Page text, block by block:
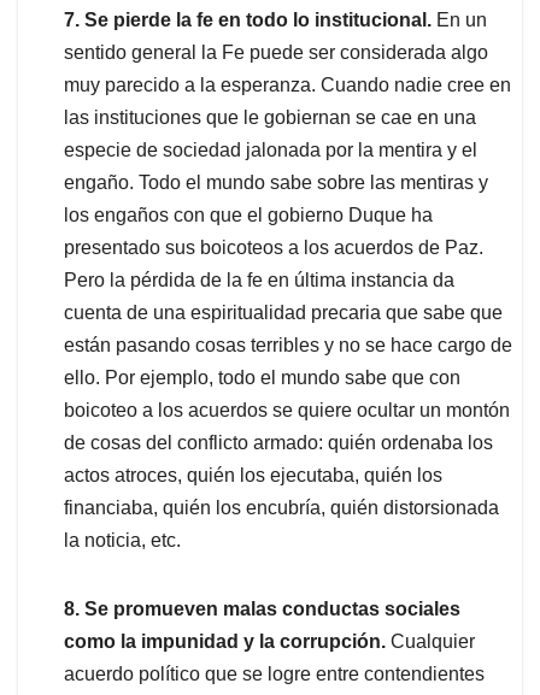
7. Se pierde la fe en todo lo institucional. En un
sentido general la Fe puede ser considerada algo
muy parecido a la esperanza. Cuando nadie cree en
las instituciones que le gobiernan se cae en una
especie de sociedad jalonada por la mentira y el
engaño. Todo el mundo sabe sobre las mentiras y
los engaños con que el gobierno Duque ha
presentado sus boicoteos a los acuerdos de Paz.
Pero la pérdida de la fe en última instancia da
cuenta de una espiritualidad precaria que sabe que
están pasando cosas terribles y no se hace cargo de
ello. Por ejemplo, todo el mundo sabe que con
boicoteo a los acuerdos se quiere ocultar un montón
de cosas del conflicto armado: quién ordenaba los
actos atroces, quién los ejecutaba, quién los
financiaba, quién los encubría, quién distorsionada
la noticia, etc.
8. Se promueven malas conductas sociales
como la impunidad y la corrupción. Cualquier
acuerdo político que se logre entre contendientes